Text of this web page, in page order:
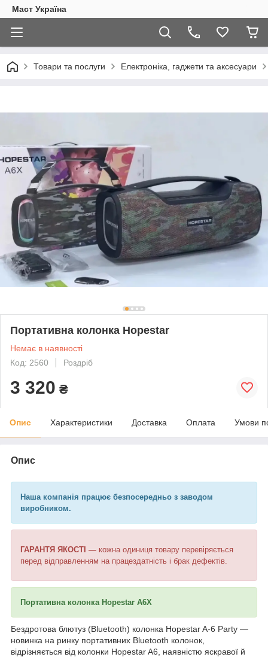
Маст Україна
Товари та послуги Електроніка, гаджети та аксесуари
Портативна колонка Hopestar
Немає в наявності
Код: 2560
Роздріб
3 320 ₴
Опис Характеристики Доставка Оплата Умови
Опис
Наша компанія працює безпосередньо з заводом
виробником.
ГАРАНТЯ ЯКОСТІ — кожна одиниця товару перевіряється
перед відправленням на працездатність і брак дефектів.
Портативна колонка Hopestar A6X
Бездротова блютуз (Bluetooth) колонка Hopestar A-6 Party —
новинка на ринку портативних Bluetooth колонок,
відрізняється від колонки Hopestar A6, наявністю яскравої й